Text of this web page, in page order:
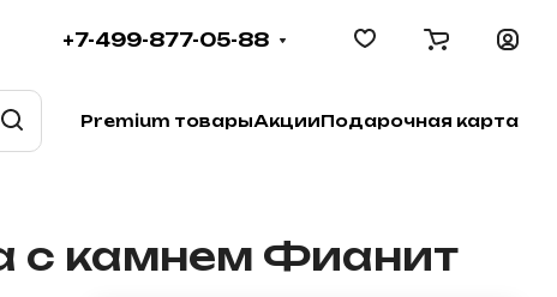
+7-499-877-05-88
Premium товарыАкцииПодарочная карта
с камнем Фианит